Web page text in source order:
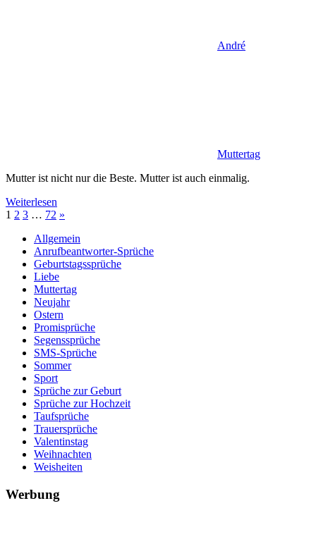
André
Muttertag
Mutter ist nicht nur die Beste. Mutter ist auch einmalig.
Weiterlesen
Seitennummerierung
der
Beiträge
1 2 3 … 72 Nächste
»
Allgemein
Anrufbeantworter-Sprüche
Geburtstagssprüche
Liebe
Muttertag
Neujahr
Ostern
Promisprüche
Segenssprüche
SMS-Sprüche
Sommer
Sport
Sprüche zur Geburt
Sprüche zur Hochzeit
Taufsprüche
Trauersprüche
Valentinstag
Weihnachten
Weisheiten
Werbung